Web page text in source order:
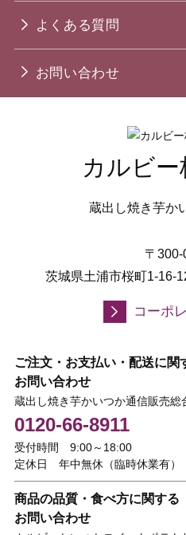
よくある質問
お問い合わせ
カルビ
蔵出し焼き芋か
〒300-
茨城県土浦市桜町1-16-
コーポ
ご注文・お支払い・配送に関
お問い合わせ
蔵出し焼き芋かいつか通信販売総
0120-66-8911
受付時間 9:00～18:00
定休日 年中無休（臨時休業有）
商品の品質・食べ方に関する
お問い合わせ